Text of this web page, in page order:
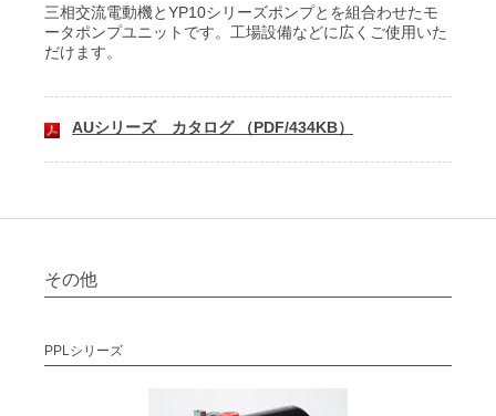
三相交流電動機とYP10シリーズポンプとを組合わせたモ
ータポンプユニットです。工場設備などに広くご使用いた
だけます。
AUシリーズ カタログ （PDF/434KB）
その他
PPLシリーズ